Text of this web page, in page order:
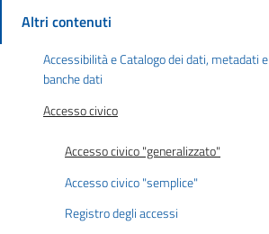
Altri contenuti
Accessibilità e Catalogo dei dati, metadati e
banche dati
Accesso civico
Accesso civico "generalizzato"
Accesso civico "semplice"
Registro degli accessi